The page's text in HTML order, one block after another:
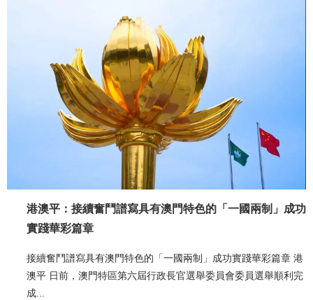
港澳平：接續奮鬥譜寫具有澳門特色的「一國兩制」成功
實踐華彩篇章
接續奮鬥譜寫具有澳門特色的「一國兩制」成功實踐華彩篇章 港
澳平 日前，澳門特區第六屆行政長官選舉委員會委員選舉順利完
成...